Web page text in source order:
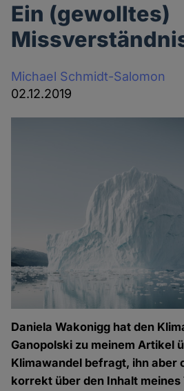
Ein (gewolltes)
Michael Schmidt-Salomon
02.12.2019
Daniela Wakonigg hat den
Ganopolski zu meinem Artikel
Klimawandel befragt, ihn aber
korrekt über den Inhalt